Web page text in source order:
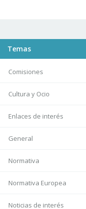
Temas
Comisiones
Cultura y Ocio
Enlaces de interés
General
Normativa
Normativa Europea
Noticias de interés